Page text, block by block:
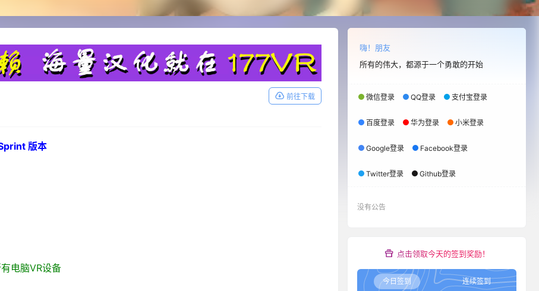
前往下载
版本
电脑VR设备
嗨！朋友
所有的伟大，都源于一个勇敢的开始
微信登录 QQ登录 支付宝登录
百度登录 华为登录 小米登录
Google登录 Facebook登录
Twitter登录 Github登录
没有公告
点击领取今天的签到奖励！
今日签到 连续签到